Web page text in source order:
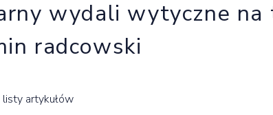
wydali wytyczne na
radcowski
artykułów